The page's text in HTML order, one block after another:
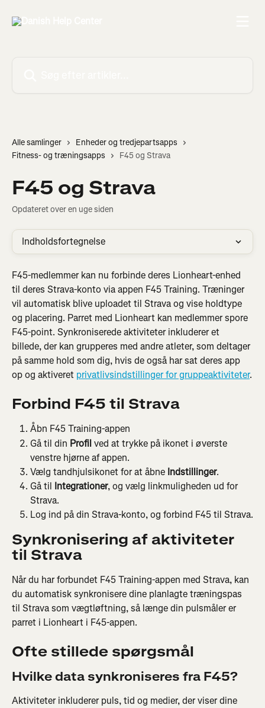
Alle samlinger
Enheder og tredjepartsapps
Fitness- og træningsapps
F45 og Strava
F45 og Strava
Opdateret over en uge siden
Indholdsfortegnelse
F45-medlemmer kan nu forbinde deres Lionheart-enhed
til deres Strava-konto via appen F45 Training. Træninger
vil automatisk blive uploadet til Strava og vise holdtype
og placering. Parret med Lionheart kan medlemmer spore
F45-point. Synkroniserede aktiviteter inkluderer et
billede, der kan grupperes med andre atleter, som deltager
på samme hold som dig, hvis de også har sat deres app
op og aktiveret privatlivsindstillinger for gruppeaktiviteter.
Forbind F45 til Strava
Åbn F45 Training-appen
Gå til din Profil ved at trykke på ikonet i øverste
venstre hjørne af appen.
Vælg tandhjulsikonet for at åbne Indstillinger.
Gå til Integrationer, og vælg linkmuligheden ud for
Strava.
Log ind på din Strava-konto, og forbind F45 til Strava.
Synkronisering af aktiviteter
til Strava
Når du har forbundet F45 Training-appen med Strava, kan
du automatisk synkronisere dine planlagte træningspas
til Strava som vægtløftning, så længe din pulsmåler er
parret i Lionheart i F45-appen.
Ofte stillede spørgsmål
Hvilke data synkroniseres fra F45?
Aktiviteter inkluderer puls, tid og medier, der viser dine